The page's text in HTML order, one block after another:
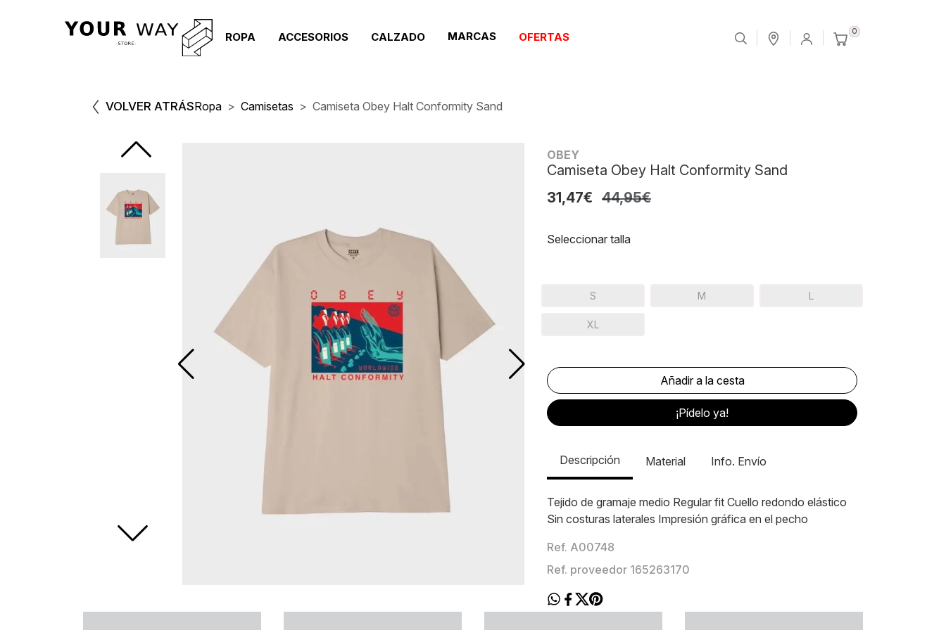
ROPA ACCESORIOS CALZADO MARCAS OFERTAS 0
VOLVER ATRÁSRopa Camisetas Camiseta Obey Halt Conformity Sand
OBEY
Camiseta Obey Halt Conformity Sand
31,47€ 44,95€
Seleccionar talla
S M L
XL
¡Pídelo ya!
Descripción Material Info. Envío
Tejido de gramaje medio Regular fit Cuello redondo elástico
Sin costuras laterales Impresión gráfica en el pecho
Ref. A00748
Ref. proveedor 165263170